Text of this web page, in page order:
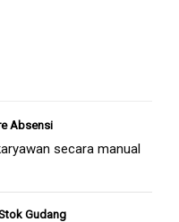
Absensi
secara manual
Gudang